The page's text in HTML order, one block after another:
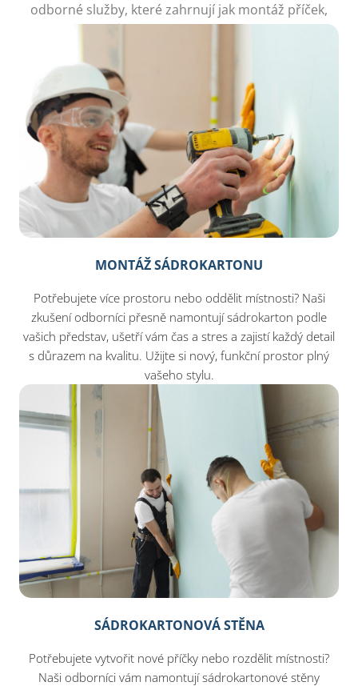
odborné služby, které zahrnují jak montáž příček,
tak i stropů pro efektivní využití prostoru.
MONTÁŽ SÁDROKARTONU
Potřebujete více prostoru nebo oddělit místnosti? Naši
zkušení odborníci přesně namontují sádrokarton podle
vašich představ, ušetří vám čas a stres a zajistí každý detail
s důrazem na kvalitu. Užijte si nový, funkční prostor plný
vašeho stylu.
SÁDROKARTONOVÁ STĚNA
Potřebujete vytvořit nové příčky nebo rozdělit místnosti?
Naši odborníci vám namontují sádrokartonové stěny